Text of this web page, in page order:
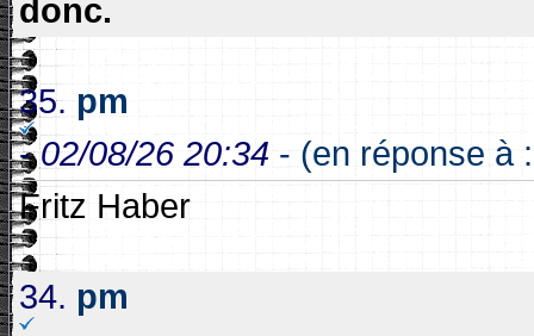
donc.
35. pm
-02/08/26 20:34 - (en réponse à
Fritz Haber
34. pm